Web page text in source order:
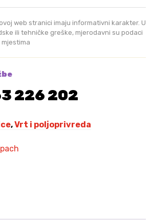
web stranici imaju informativni karakter. U
ili tehničke greške, mjerodavni su podaci
226 202
,Vrt i poljoprivreda